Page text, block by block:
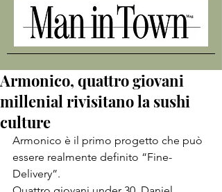
Armonico, quattro giovani
millenial rivisitano la sushi
culture
Armonico è il primo progetto che può
essere realmente definito “Fine-
Delivery”.